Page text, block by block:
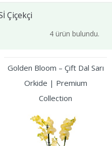
Çiçekçi
4 ürün bulundu.
Golden Bloom – Çift Dal Sarı
Orkide | Premium
Collection